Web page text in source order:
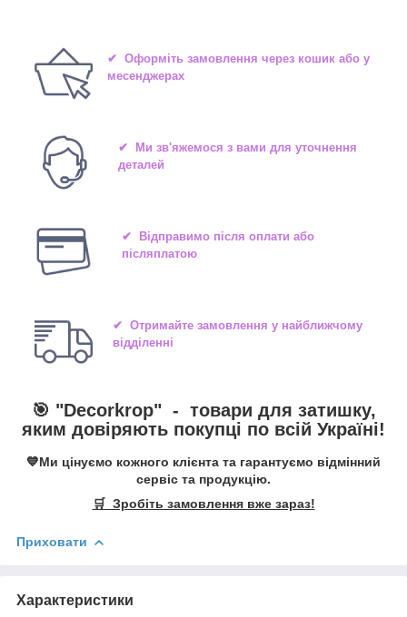
✔ Оформіть замовлення через кошик або у
месенджерах
✔ Ми зв'яжемося з вами для уточнення
деталей
✔ Відправимо після оплати або
післяплатою
✔ Отримайте замовлення у найближчому
відділенні
🎯 "Decorkrop" - товари для затишку,
яким довіряють покупці по всій Україні!
💙Ми цінуємо кожного клієнта та гарантуємо відмінний
сервіс та продукцію.
🛒 Зробіть замовлення вже зараз!
Приховати
Характеристики